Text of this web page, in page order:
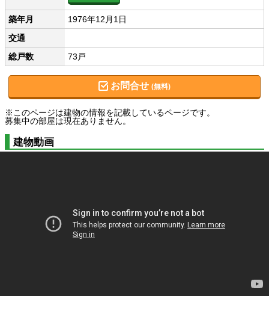
築年月
1976年12月1日
交通
総戸数
73戸
お問合せ (無料)
※このページは建物の情報を記載しているページです。
募集中の部屋は現在ありません。
建物動画